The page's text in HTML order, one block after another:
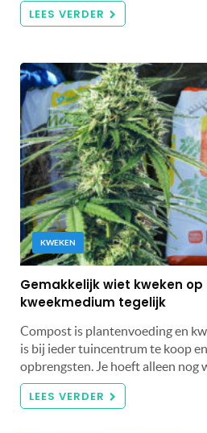
LEES VERDER
KWEKEN
Gemakkelijk wiet kweken
kweekmedium tegelijk
Compost is plantenvoeding en
is bij ieder tuincentrum te koop
opbrengsten. Je hoeft alleen nog
LEES VERDER